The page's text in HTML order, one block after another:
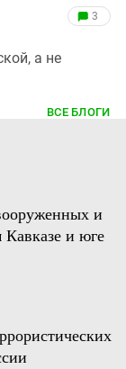
3
а не
ВСЕ БЛОГИ
и
Кавказе и юге